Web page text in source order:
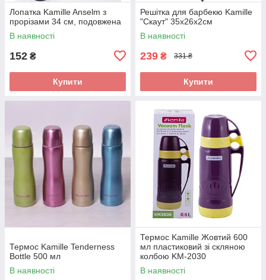
Лопатка Kamille Anselm з
прорізами 34 см, подовжена
В наявності
152 ₴
Купити
Решітка для барбекю Kamille
"Скаут" 35х26х2см
В наявності
239 ₴ 331 ₴
Купити
Термос Kamille Tenderness
Bottle 500 мл
В наявності
Термос Kamille Жовтий 600
мл пластиковий зі скляною
колбою KM-2030
В наявності